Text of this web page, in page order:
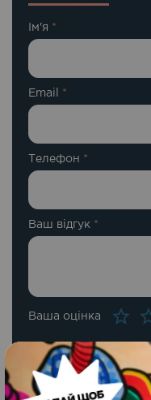
Ім'я *
Email *
Телефон *
Ваша оцінка
Ваш відгук *